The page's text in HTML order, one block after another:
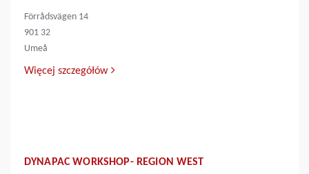
Förrådsvägen 14
901 32
Umeå
Więcej szczegółów
DYNAPAC WORKSHOP- REGION WEST